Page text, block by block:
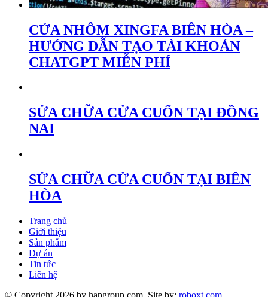
CỬA NHÔM XINGFA BIÊN HÒA –
HƯỚNG DẪN TẠO TÀI KHOẢN
CHATGPT MIỄN PHÍ
SỬA CHỮA CỬA CUỐN TẠI ĐỒNG
NAI
SỬA CHỮA CỬA CUỐN TẠI BIÊN
HÒA
Trang chủ
Giới thiệu
Sản phẩm
Dự án
Tin tức
Liên hệ
© Copyright 2026 by hapgroup.com. Site by: roboxt.com